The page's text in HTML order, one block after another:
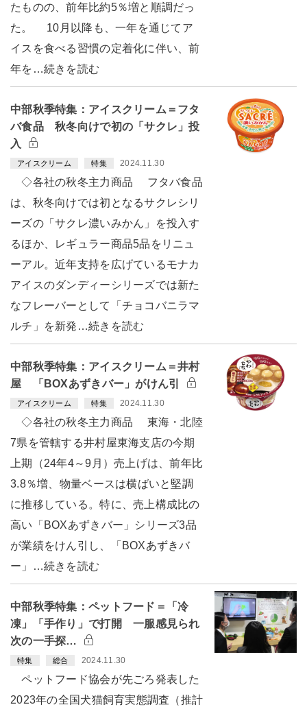
たものの、前年比約5％増と順調だっ
た。 10月以降も、一年を通じてア
イスを食べる習慣の定着化に伴い、前
年を…続きを読む
中部秋季特集：アイスクリーム＝フタ
バ食品 秋冬向けで初の「サクレ」投
入
アイスクリーム 特集 2024.11.30
◇各社の秋冬主力商品 フタバ食品
は、秋冬向けでは初となるサクレシリ
ーズの「サクレ濃いみかん」を投入す
るほか、レギュラー商品5品をリニュ
ーアル。近年支持を広げているモナカ
アイスのダンディーシリーズでは新た
なフレーバーとして「チョコバニラマ
ルチ」を新発…続きを読む
中部秋季特集：アイスクリーム＝井村
屋 「BOXあずきバー」がけん引
アイスクリーム 特集 2024.11.30
◇各社の秋冬主力商品 東海・北陸
7県を管轄する井村屋東海支店の今期
上期（24年4～9月）売上げは、前年比
3.8％増、物量ベースは横ばいと堅調
に推移している。特に、売上構成比の
高い「BOXあずきバー」シリーズ3品
が業績をけん引し、「BOXあずきバ
ー」…続きを読む
中部秋季特集：ペットフード＝「冷
凍」「手作り」で打開 一服感見られ
次の一手探…
特集 総合 2024.11.30
ペットフード協会が先ごろ発表した
2023年の全国犬猫飼育実態調査（推計